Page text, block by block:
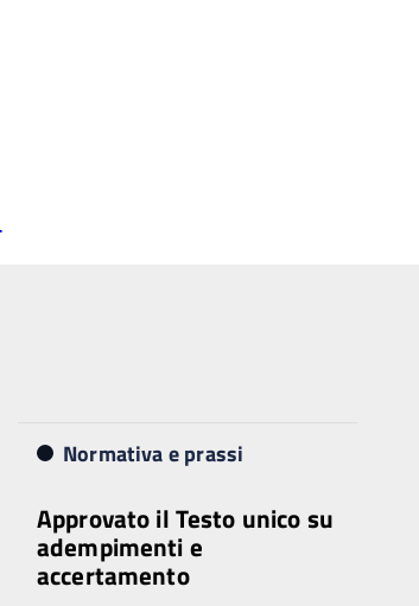
successiva
Normativa e prassi
Approvato il Testo unico su
adempimenti e
accertamento